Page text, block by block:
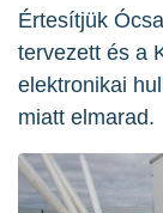
Értesítjük
tervezett és a
elektronikai
miatt elmarad.